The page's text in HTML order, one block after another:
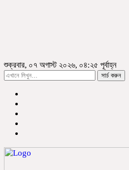
শুক্রবার, ০৭ অগাস্ট ২০২৬, ০৪:২৫ পূর্বাহ্ন
সার্চ করুন